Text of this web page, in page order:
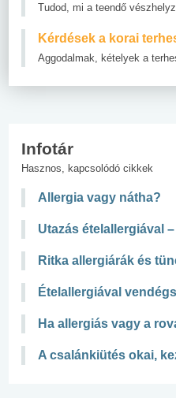
Tudod, mi a teendő
Kérdések a korai
Aggodalmak, kételyek a
Infotár
Hasznos, kapcsolódó cikkek
Allergia vagy nátha?
Utazás ételallergiával
Ritka allergiárák és
Ételallergiával
Ha allergiás vagy a
A csalánkiütés okai,